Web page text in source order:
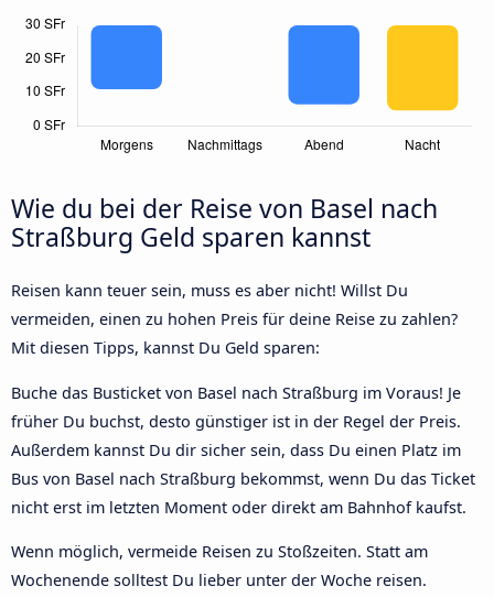
Wie du bei der Reise von Basel nach
Straßburg Geld sparen kannst
Reisen kann teuer sein, muss es aber nicht! Willst Du
vermeiden, einen zu hohen Preis für deine Reise zu zahlen?
Mit diesen Tipps, kannst Du Geld sparen:
Buche das Busticket von Basel nach Straßburg im Voraus! Je
früher Du buchst, desto günstiger ist in der Regel der Preis.
Außerdem kannst Du dir sicher sein, dass Du einen Platz im
Bus von Basel nach Straßburg bekommst, wenn Du das Ticket
nicht erst im letzten Moment oder direkt am Bahnhof kaufst.
Wenn möglich, vermeide Reisen zu Stoßzeiten. Statt am
Wochenende solltest Du lieber unter der Woche reisen.